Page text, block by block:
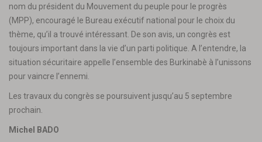
nom du président du Mouvement du peuple pour le progrès
(MPP), encouragé le Bureau exécutif national pour le choix du
thème, qu’il a trouvé intéressant. De son avis, un congrès est
toujours important dans la vie d’un parti politique. A l’entendre, la
situation sécuritaire appelle l’ensemble des Burkinabè à l’unissons
pour vaincre l’ennemi.
Les travaux du congrès se poursuivent jusqu’au 5 septembre
prochain.
Michel BADO